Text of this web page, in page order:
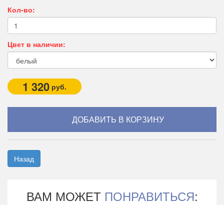
Кол-во:
Цвет в наличии:
1 320 руб.
Назад
ВАМ МОЖЕТ ПОНРАВИТЬСЯ: